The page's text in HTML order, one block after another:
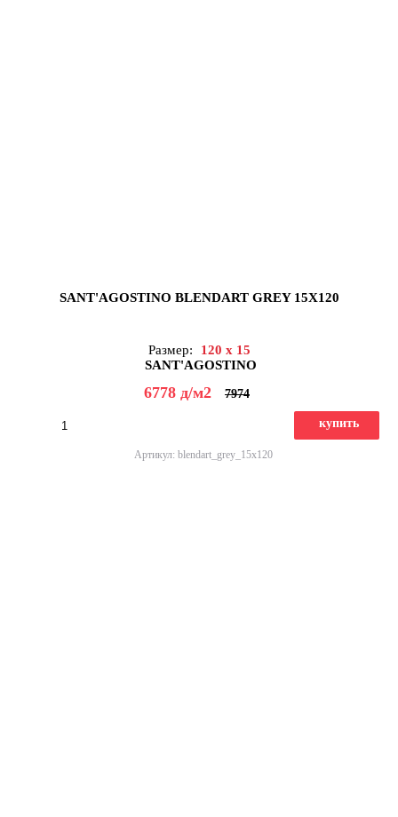
SANT'AGOSTINO BLENDART GREY 15X120
Размер:
120 x 15
SANT'AGOSTINO
6778 д/м2 7974
купить
Артикул: blendart_grey_15x120